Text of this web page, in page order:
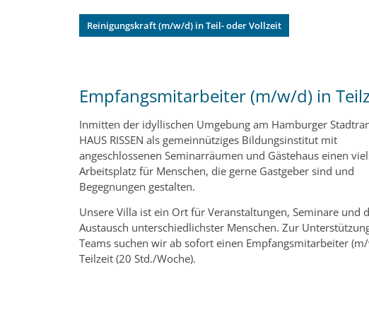
Reinigungskraft (m/w/d) in Teil- oder Vollzeit
Empfangsmitarbeiter (m/w/d) in
Inmitten der idyllischen Umgebung am Hamburger
HAUS RISSEN als gemeinnütziges Bildungsinstitut mit
angeschlossenen Seminarräumen und Gästehaus einen
Arbeitsplatz für Menschen, die gerne Gastgeber sind und
Begegnungen gestalten.
Unsere Villa ist ein Ort für Veranstaltungen, Seminare und
Austausch unterschiedlichster Menschen. Zur
Teams suchen wir ab sofort einen Empfangsmitarbeiter
Teilzeit (20 Std./Woche).